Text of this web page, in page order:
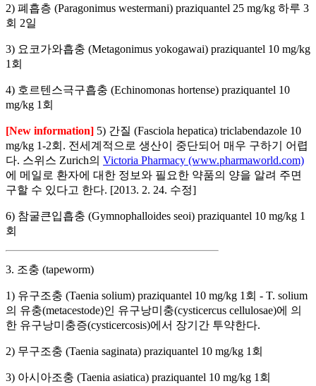
2) 폐흡층 (Paragonimus westermani) praziquantel 25 mg/kg 하루 3
회 2일
3) 요코가와흡충 (Metagonimus yokogawai) praziquantel 10 mg/kg
1회
4) 호르텐스극구흡충 (Echinomonas hortense) praziquantel 10
mg/kg 1회
[New information] 5) 간질 (Fasciola hepatica) triclabendazole 10
mg/kg 1-2회. 전세계적으로 생산이 중단되어 매우 구하기 어렵
다. 스위스 Zurich의 Victoria Pharmacy (www.pharmaworld.com)
에 메일로 환자에 대한 정보와 필요한 약품의 양을 알려 주면
구할 수 있다고 한다. [2013. 2. 24. 수정]
6) 참굴큰입흡충 (Gymnophalloides seoi) praziquantel 10 mg/kg 1
회
3. 조충 (tapeworm)
1) 유구조충 (Taenia solium) praziquantel 10 mg/kg 1회 - T. solium
의 유충(metacestode)인 유구낭미충(cysticercus cellulosae)에 의
한 유구낭미충증(cysticercosis)에서 장기간 투약한다.
2) 무구조충 (Taenia saginata) praziquantel 10 mg/kg 1회
3) 아시아조충 (Taenia asiatica) praziquantel 10 mg/kg 1회